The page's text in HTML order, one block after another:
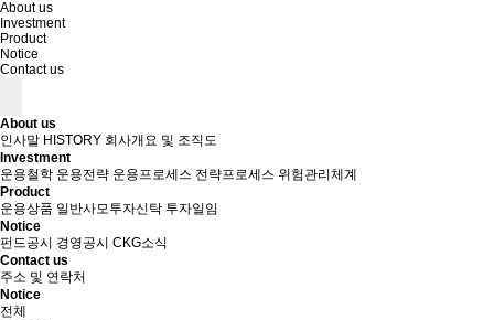
About us
Investment
Product
Notice
Contact us
About us
인사말 HISTORY 회사개요 및 조직도
Investment
운용철학 운용전략 운용프로세스 전략프로세스 위험관리체계
Product
운용상품 일반사모투자신탁 투자일임
Notice
펀드공시
경영공시 CKG소식
Contact us
주소 및 연락처
Notice
전체